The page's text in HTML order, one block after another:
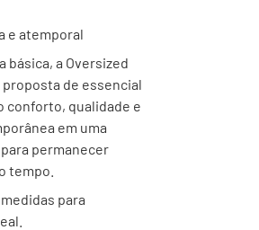
e atemporal
básica, a Oversized
de essencial
conforto, qualidade e
em uma
permanecer
tempo.
para